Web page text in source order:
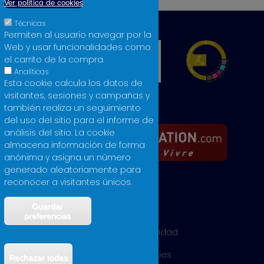
Política de privacidad
Política de cookies
Ver política de cookies
Técnicas
Permiten al usuario navegar por la
Web y usar funcionalidades como
el carrito de la compra.
Analíticas
Esta cookie calcula los datos de
visitantes, sesiones y campañas y
también realiza un seguimiento
del uso del sitio para el informe de
análisis del sitio. La cookie
almacena información de forma
anónima y asigna un número
generado aleatoriamente para
reconocer a visitantes únicos.
preferencias
Rechazar todas